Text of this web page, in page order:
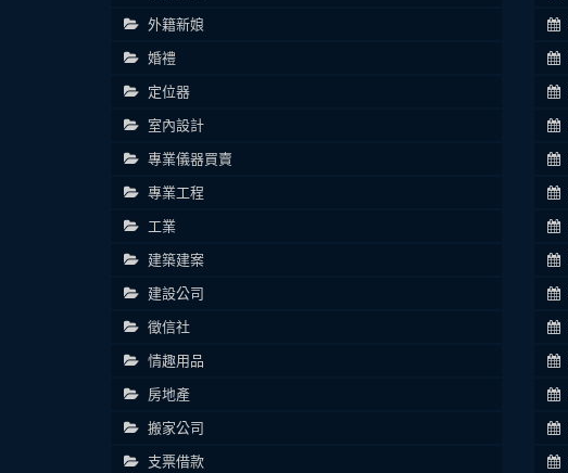
外籍新娘
婚禮
定位器
室內設計
專業儀器買賣
專業工程
工業
建築建案
建設公司
徵信社
情趣用品
房地產
搬家公司
支票借款